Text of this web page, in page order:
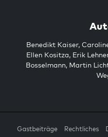
Benedikt Kaiser,
Ellen Kositza, Erik
Bosselmann, Martin
Gastbeiträge Rechtliches